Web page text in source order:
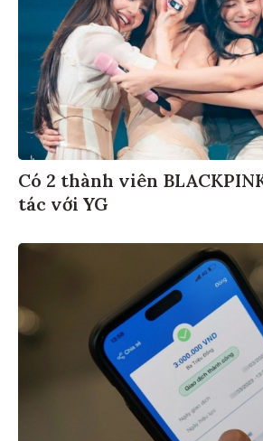
Có 2 thành viên
tác với YG